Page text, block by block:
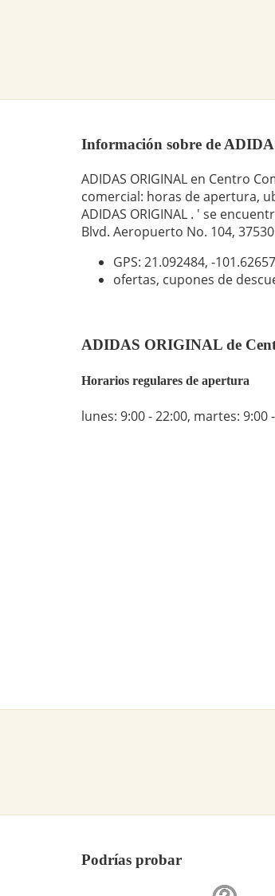
Información sobre de
ADIDAS ORIGINAL en Centro
comercial: horas de apertura,
ADIDAS ORIGINAL . ' se
Blvd. Aeropuerto No. 104,
GPS: 21.092484, -
ofertas, cupones de
ADIDAS ORIGINAL de
Horarios regulares de apertura
lunes: 9:00 - 22:00, martes: 9:00
Podrías probar